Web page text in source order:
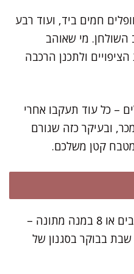
חמים ביד, ועוד רבע
מי שאוהב
ולתכנן הרכבה
– כל עוד תעקבו אחרי
ובעיקר כזה שגורם
קטן משלכם.
המתכון מספיק ל-6 אנשים רעבים או 8 במנה מתונה –
בבוקר בסגנון של